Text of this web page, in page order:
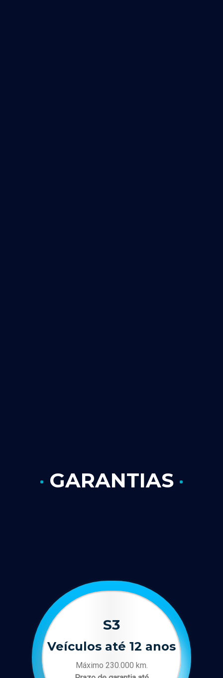
GARANTIAS
S3
Veículos até 12 anos
Máximo 230.000 km.